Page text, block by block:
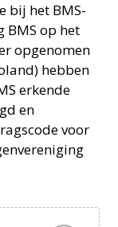
bij het BMS-
BMS op het
opgenomen
) hebben
erkende
en
voor